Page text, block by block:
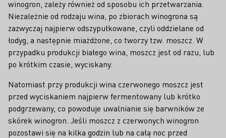
winogron, zależy również od sposobu ich przetwarzania.
Niezależnie od rodzaju wina, po zbiorach winogrona są
zazwyczaj najpierw odszypułkowane, czyli oddzielane od
łodyg, a następnie miażdżone, co tworzy tzw. moszcz. W
przypadku produkcji białego wina, moszcz jest od razu, lub
po krótkim czasie, wyciskany.
Natomiast przy produkcji wina czerwonego moszcz jest
przed wyciskaniem najpierw fermentowany lub krótko
podgrzewany, co powoduje uwalnianie się barwników ze
skórek winogron. Jeśli moszcz z czerwonych winogron
pozostawi się na kilka godzin lub na całą noc przed